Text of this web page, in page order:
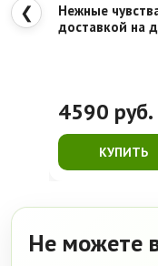
❮
Нежные
доставкой на
4590 руб.
КУПИТЬ
Не можете